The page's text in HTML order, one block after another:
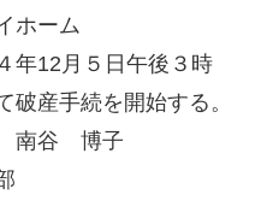
ホーム
12月５日午後３時
産手続を開始する。
南谷 博子